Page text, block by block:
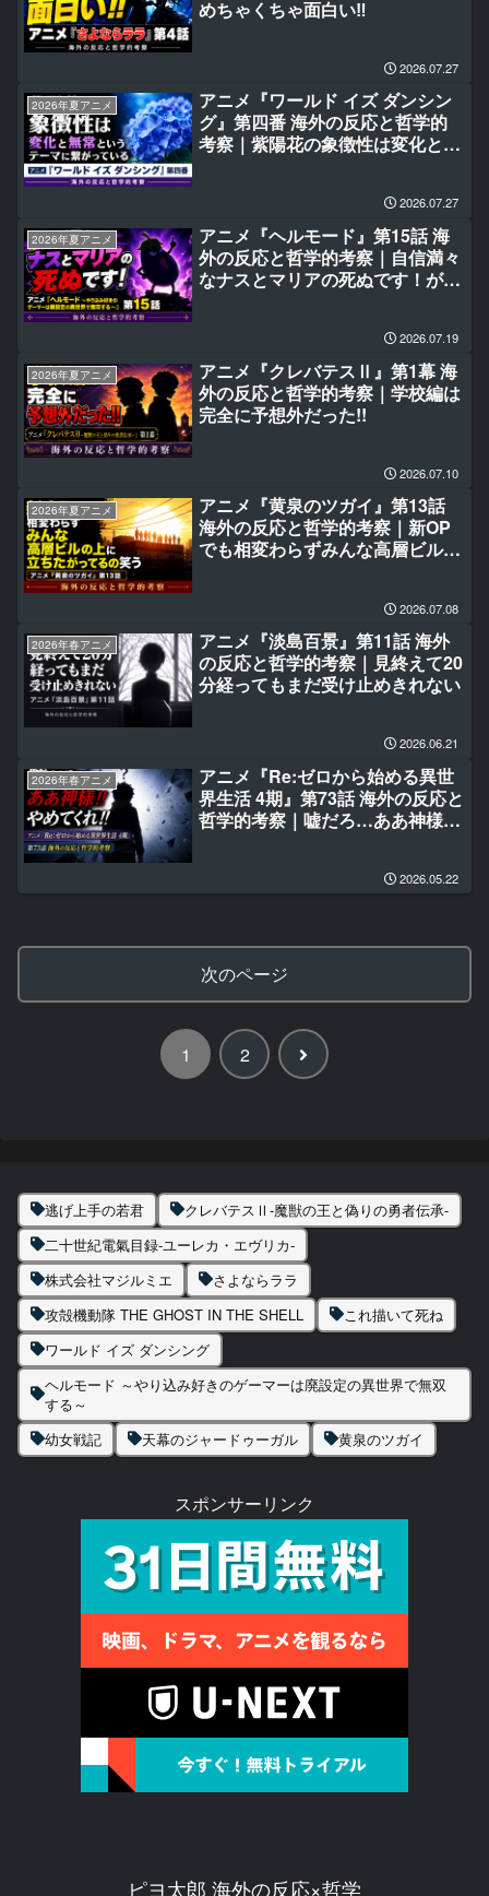
めちゃくちゃ面白い‼
2026.07.27
2026年夏アニメ
アニメ『ワールド イズ ダンシン
グ』第四番 海外の反応と哲学的
考察｜紫陽花の象徴性は変化と無
2026.07.27
2026年夏アニメ
アニメ『ヘルモード』第15話 海
外の反応と哲学的考察｜自信満々
なナスとマリアの死ぬです！がい
2026.07.19
2026年夏アニメ
アニメ『クレバテスⅡ』第1幕 海
外の反応と哲学的考察｜学校編は
完全に予想外だった!!
2026.07.10
2026年夏アニメ
アニメ『黄泉のツガイ』第13話
海外の反応と哲学的考察｜新OP
でも相変わらずみんな高層ビルの
2026.07.08
2026年春アニメ
アニメ『淡島百景』第11話 海外
の反応と哲学的考察｜見終えて20
分経ってもまだ受け止めきれない
2026.06.21
2026年春アニメ
アニメ『Re:ゼロから始める異世
界生活 4期』第73話 海外の反応と
哲学的考察｜嘘だろ…ああ神様‼
2026.05.22
次のページ
1 2
次
逃げ上手の若君
クレバテスⅡ-魔獣の王と偽りの勇者伝承-
二十世紀電氣目録-ユーレカ・エヴリカ-
株式会社マジルミエ
さよならララ
攻殻機動隊 THE GHOST IN THE SHELL
これ描いて死ね
ワールド イズ ダンシング
ヘルモード ～やり込み好きのゲーマーは廃設定の異世界で無双
する～
幼女戦記
天幕のジャードゥーガル 黄泉のツガイ
スポンサーリンク
ピヨ太郎 海外の反応×哲学